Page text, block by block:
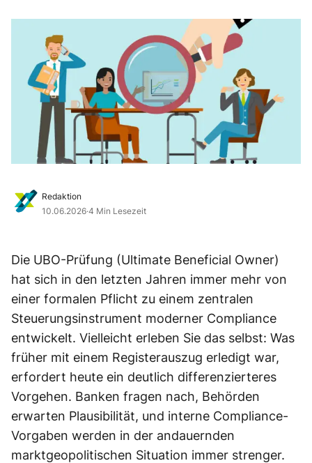
Redaktion
10.06.2026·4 Min Lesezeit
Die UBO-Prüfung (Ultimate Beneficial Owner)
hat sich in den letzten Jahren immer mehr von
einer formalen Pflicht zu einem zentralen
Steuerungsinstrument moderner Compliance
entwickelt. Vielleicht erleben Sie das selbst: Was
früher mit einem Registerauszug erledigt war,
erfordert heute ein deutlich differenzierteres
Vorgehen. Banken fragen nach, Behörden
erwarten Plausibilität, und interne Compliance-
Vorgaben werden in der andauernden
marktgeopolitischen Situation immer strenger.